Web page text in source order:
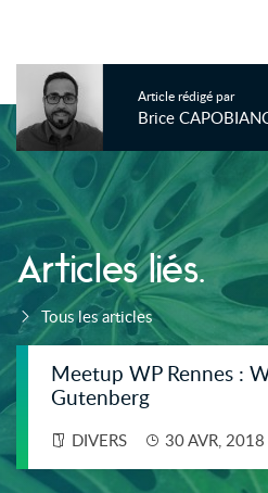
Article rédigé par
Brice
Articles liés.
Tous les articles
Meetup WP Rennes :
Gutenberg
DIVERS 30 AVR,